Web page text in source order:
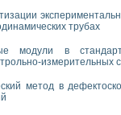
трубах
модули в
измерительных
метод в